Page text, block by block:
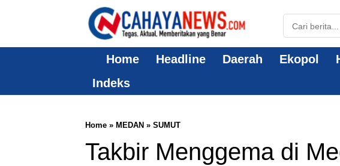
Home Headline Daerah Ekopol
Indeks
Home » MEDAN » SUMUT
Takbir Menggema di